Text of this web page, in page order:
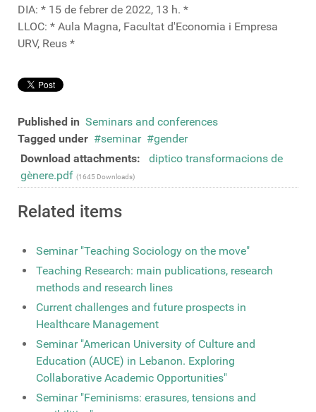
DIA: * 15 de febrer de 2022, 13 h. *
LLOC: * Aula Magna, Facultat d'Economia i Empresa
URV, Reus *
Published in Seminars and conferences
Tagged under
seminar
gender
Download attachments:
diptico transformacions de
gènere.pdf (1645 Downloads)
Related items
Seminar "Teaching Sociology on the move"
Teaching Research: main publications, research
methods and research lines
Current challenges and future prospects in
Healthcare Management
Seminar "American University of Culture and
Education (AUCE) in Lebanon. Exploring
Collaborative Academic Opportunities"
Seminar "Feminisms: erasures, tensions and